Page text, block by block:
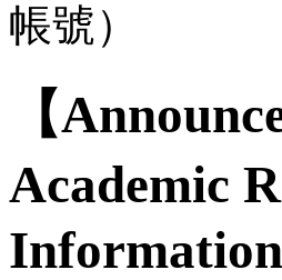
帳號）
【
Academic